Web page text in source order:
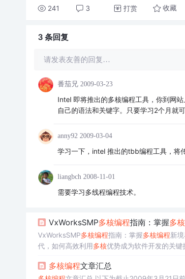
241 3 打赏 收藏
3 条回复
请发表友善的回复…
番茄兄 2009-03-23
Intel 即将推出的多核编程工具，你到网
自己的语法和关键字。只要学习2个月就可
anny92 2009-03-04
学习一下，intel 推出的tbb编程工具，将
liangbch 2008-11-01
需要学习多线程编程技术。
VxWorksSMP多核编程指南：掌握多核
VxWorksSMP多核编程指南：掌握多核编程新
代，如何高效利用多核优势成为软件开发的关
多核编程文章汇总